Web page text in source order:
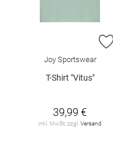
Joy Sportswear
T-Shirt "Vitus"
39,99 €
inkl. MwSt. zzgl. Versand